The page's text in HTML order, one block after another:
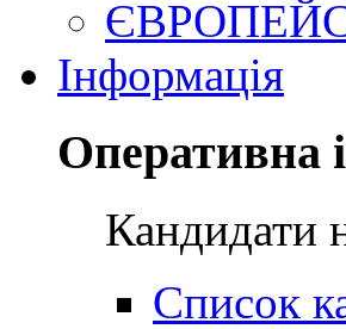
Інформація
Оперативна
Кандидати
Список